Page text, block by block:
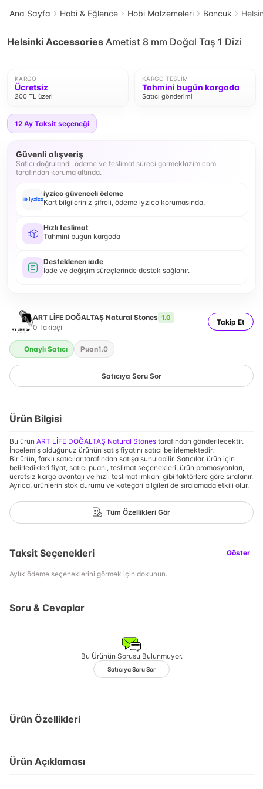
Ana Sayfa Hobi & Eğlence Hobi Malzemeleri Boncuk
Helsinki Accessories Ametist 8 mm Doğal Taş 1 Dizi
KARGO
Ücretsiz
200 TL üzeri
KARGO TESLIM
Tahmini bugün kargoda
Satıcı gönderimi
12 Ay Taksit seçeneği
Güvenli alışveriş
Satıcı doğrulandı, ödeme ve teslimat süreci gormeklazim.com
tarafından koruma altında.
iyzico güvenceli ödeme
Kart bilgileriniz şifreli, ödeme iyzico korumasında.
Hızlı teslimat
Tahmini bugün kargoda
Desteklenen iade
İade ve değişim süreçlerinde destek sağlanır.
ART LİFE DOĞALTAŞ Natural Stones 1.0
0 Takipçi
Takip Et
Onaylı Satıcı Puan1.0
Satıcıya Soru Sor
Ürün Bilgisi
Bu ürün ART LİFE DOĞALTAŞ Natural Stones tarafından gönderilecektir.
İncelemiş olduğunuz ürünün satış fiyatını satıcı belirlemektedir.
Bir ürün, farklı satıcılar tarafından satışa sunulabilir. Satıcılar, ürün için
belirledikleri fiyat, satıcı puanı, teslimat seçenekleri, ürün promosyonları,
ücretsiz kargo avantajı ve hızlı teslimat imkanı gibi faktörlere göre sıralanır.
Ayrıca, ürünlerin stok durumu ve kategori bilgileri de sıralamada etkili olur.
Tüm Özellikleri Gör
Taksit Seçenekleri Göster
Aylık ödeme seçeneklerini görmek için dokunun.
Soru & Cevaplar
Bu Ürünün Sorusu Bulunmuyor.
Satıcıya Soru Sor
Ürün Özellikleri
Ürün Açıklaması